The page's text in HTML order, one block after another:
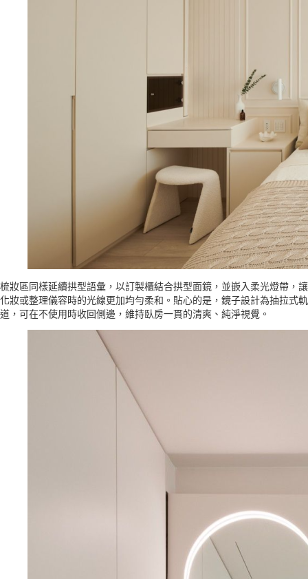
梳妝區同樣延續拱型語彙，以訂製櫃結合拱型面鏡，並嵌入柔光燈帶，讓
化妝或整理儀容時的光線更加均勻柔和。貼心的是，鏡子設計為抽拉式軌
道，可在不使用時收回側邊，維持臥房一貫的清爽、純淨視覺。